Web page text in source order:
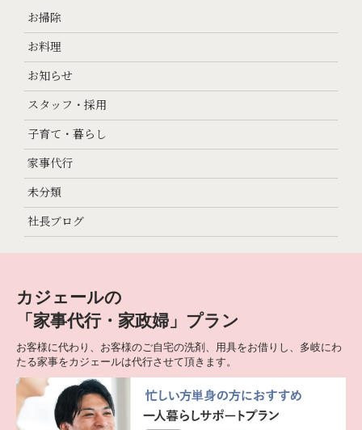
お掃除
お料理
お知らせ
スタッフ・採用
子育て・暮らし
家事代行
未分類
社長ブログ
カジェールの
「家事代行・家政婦」プラン
お客様に代わり、お客様のご自宅の洗剤、用具をお借りし、多岐にわ
たる家事をカジェールは代行させて頂きます。